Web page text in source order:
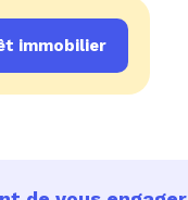
immobilier